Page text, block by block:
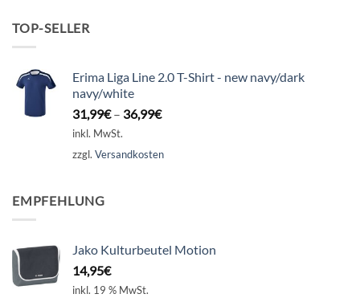
TOP-SELLER
Erima Liga Line 2.0 T-Shirt - new navy/dark
navy/white
31,99€– 36,99€
inkl. MwSt.
zzgl. Versandkosten
EMPFEHLUNG
Jako Kulturbeutel Motion
14,95€
inkl. 19 % MwSt.